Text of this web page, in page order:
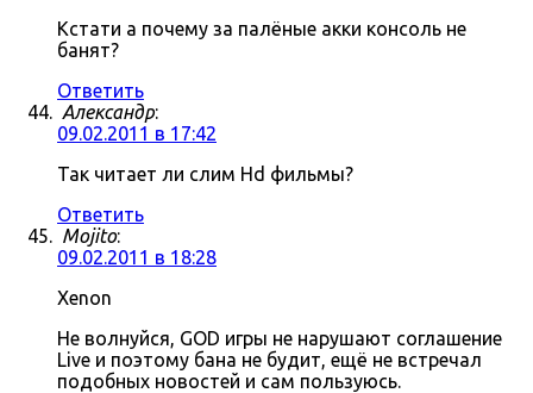
Кстати а почему за палёные акки консоль не
банят?
Ответить
Александр:
09.02.2011 в 17:42
Так читает ли слим Hd фильмы?
Ответить
Mojito:
09.02.2011 в 18:28
Xenon
Не волнуйся, GOD игры не нарушают соглашение
Live и поэтому бана не будит, ещё не встречал
подобных новостей и сам пользуюсь.